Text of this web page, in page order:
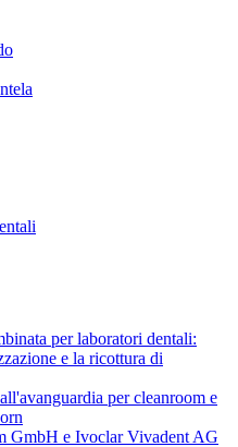
per laboratori dentali:
e la ricottura di
per cleanroom e
GmbH e Ivoclar Vivadent AG